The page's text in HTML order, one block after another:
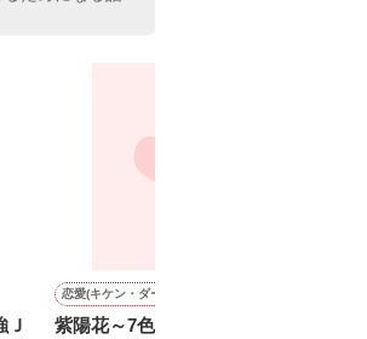
Ｊ
恋愛(キケン・ダーク)
紫陽花～7色のヤンキー達